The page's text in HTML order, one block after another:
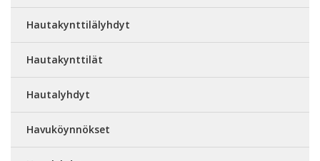
Hautakynttilälyhdyt
Hautakynttilät
Hautalyhdyt
Havuköynnökset